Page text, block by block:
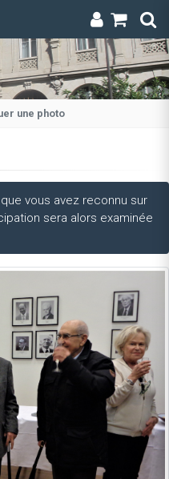
une photo
vous avez reconnu sur
sera alors examinée